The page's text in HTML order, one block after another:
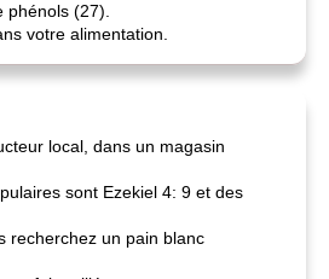
(27).
votre alimentation.
local, dans un magasin
sont Ezekiel 4: 9 et des
recherchez un pain blanc